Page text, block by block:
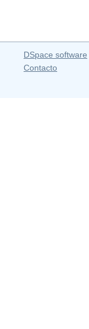
DSpace software
Contacto